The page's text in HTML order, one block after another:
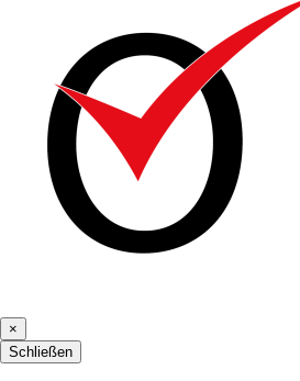
×
Schließen